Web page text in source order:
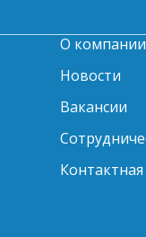
О компании
Новости
Вакансии